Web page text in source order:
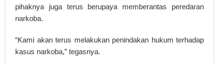
pihaknya juga terus berupaya memberantas peredaran
narkoba.
“Kami akan terus melakukan penindakan hukum terhadap
kasus narkoba,” tegasnya.